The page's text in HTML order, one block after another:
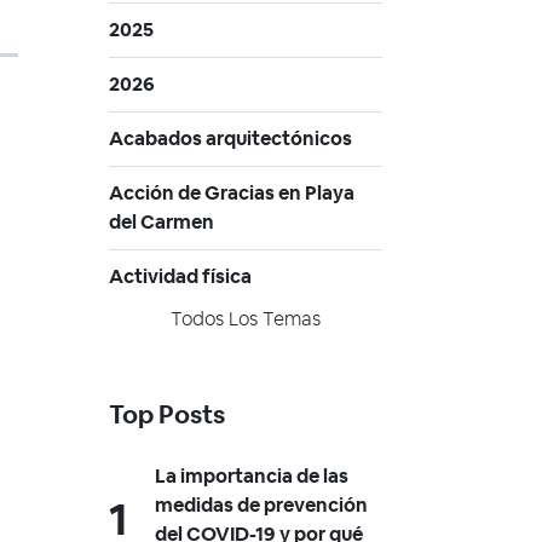
2025
2026
Acabados arquitectónicos
Acción de Gracias en Playa
del Carmen
Actividad física
Todos Los Temas
Top Posts
La importancia de las
medidas de prevención
del COVID-19 y por qué